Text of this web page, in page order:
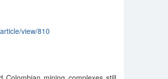
view/810